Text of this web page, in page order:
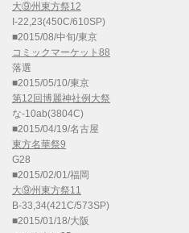
大⑨州東方祭12
I-22,23(450C/610SP)
■2015/08/中旬/東京
コミックマーケット88
落選
■2015/05/10/東京
第12回博麗神社例大祭
な-10ab(3804C)
■2015/04/19/名古屋
東方名華祭9
G28
■2015/02/01/福岡
大⑨州東方祭11
B-33,34(421C/573SP)
■2015/01/18/大阪